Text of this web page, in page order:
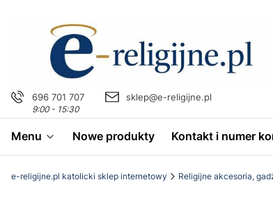
696 701 707
9:00 - 15:30
sklep@e-religijne.pl
Menu Nowe produkty Kontakt i numer
e-religijne.pl katolicki sklep internetowy Religijne akcesoria,